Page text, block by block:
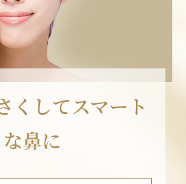
くしてスマート
な鼻に